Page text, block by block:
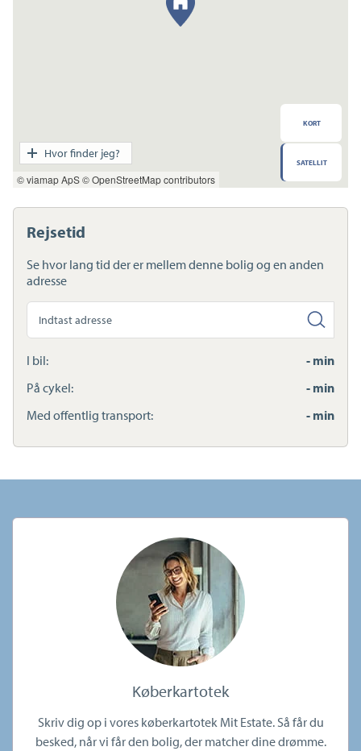
Rejsetid
Se hvor lang tid der er mellem denne bolig og en anden
adresse
Søg
anden
adresse
I bil:
- min
På cykel:
- min
Med offentlig transport:
- min
© viamap ApS© OpenStreetMap contributors
KORT
SATELLIT
Hvor finder jeg?
Transport
Indkøb
Daginstitution
Skole
Sundhed
Ladestandere
Lynladere
Køberkartotek
Skriv dig op i vores køberkartotek Mit Estate. Så får du
besked, når vi får den bolig, der matcher dine drømme.